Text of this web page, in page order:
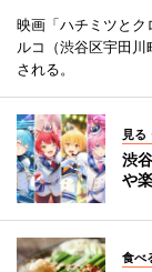
映画「ハチミツと
ルコ（渋谷区宇田
される。
見る
渋
や
食べ